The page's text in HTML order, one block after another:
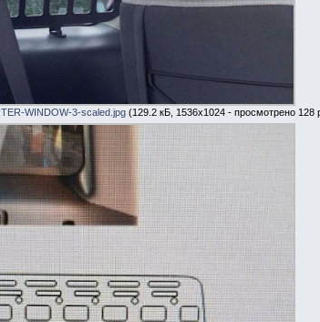
WINDOW-3-scaled.jpg(129.2 кБ, 1536x1024 - просмотрено 128